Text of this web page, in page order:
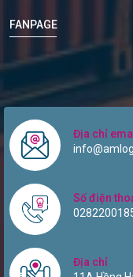
FANPAGE
Địa chỉ
Số điện
Địa chỉ